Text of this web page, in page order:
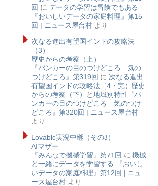
回 に データの学習は冒険でもある
『おいしいデータの家庭料理』第15
回 | ニュース屋台村 より
次なる進出有望国インドの攻略法
（3）
歴史からの考察（上）
『バンカーの目のつけどころ 気の
つけどころ』第319回 に 次なる進出
有望国インドの攻略法（4・完）歴史
からの考察（下）と地域別特性『バ
ンカーの目のつけどころ 気のつけ
どころ』第320回 | ニュース屋台村
より
Lovable実況中継（その3）
AIマザー
『みんなで機械学習』第71回 に 機械
と一緒にデータを学習する 『おいし
いデータの家庭料理』第12回 | ニュ
ース屋台村 より